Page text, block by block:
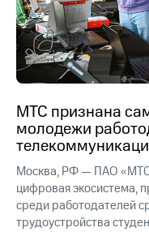
МТС признана
молодежи
Москва, РФ — ПАО
цифровая экосистема,
среди работодателей
трудоустройства